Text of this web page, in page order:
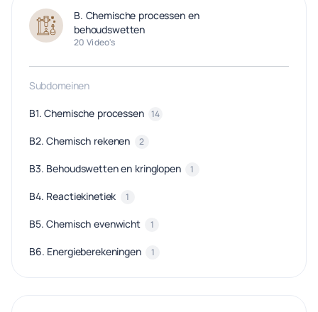
B. Chemische processen en
behoudswetten
20 Video's
Subdomeinen
B1. Chemische processen 14
B2. Chemisch rekenen 2
B3. Behoudswetten en kringlopen 1
B4. Reactiekinetiek 1
B5. Chemisch evenwicht 1
B6. Energieberekeningen 1